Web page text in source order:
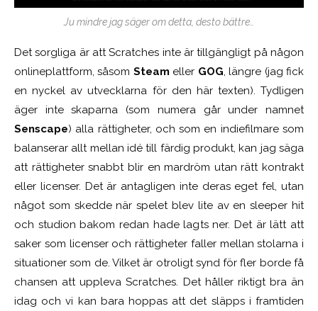
Ju mindre jag säger om detta, desto bättre…
Det sorgliga är att Scratches inte är tillgängligt på någon
onlineplattform, såsom Steam eller GOG, längre (jag fick
en nyckel av utvecklarna för den här texten). Tydligen
äger inte skaparna (som numera går under namnet
Senscape) alla rättigheter, och som en indiefilmare som
balanserar allt mellan idé till färdig produkt, kan jag säga
att rättigheter snabbt blir en mardröm utan rätt kontrakt
eller licenser. Det är antagligen inte deras eget fel, utan
något som skedde när spelet blev lite av en sleeper hit
och studion bakom redan hade lagts ner. Det är lätt att
saker som licenser och rättigheter faller mellan stolarna i
situationer som de. Vilket är otroligt synd för fler borde få
chansen att uppleva Scratches. Det håller riktigt bra än
idag och vi kan bara hoppas att det släpps i framtiden